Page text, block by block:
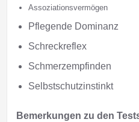
Assoziationsvermögen
Pflegende Dominanz
Schreckreflex
Schmerzempfinden
Selbstschutzinstinkt
Bemerkungen zu den